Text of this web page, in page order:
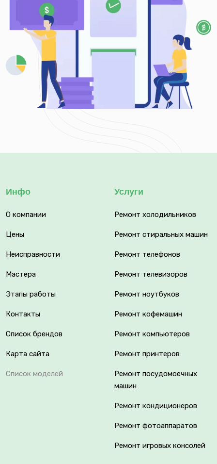
Инфо
О компании
Цены
Неисправности
Мастера
Этапы работы
Контакты
Список брендов
Карта сайта
Список моделей
Услуги
Ремонт холодильников
Ремонт стиральных машин
Ремонт телефонов
Ремонт телевизоров
Ремонт ноутбуков
Ремонт кофемашин
Ремонт компьютеров
Ремонт принтеров
Ремонт посудомоечных
машин
Ремонт кондиционеров
Ремонт фотоаппаратов
Ремонт игровых консолей